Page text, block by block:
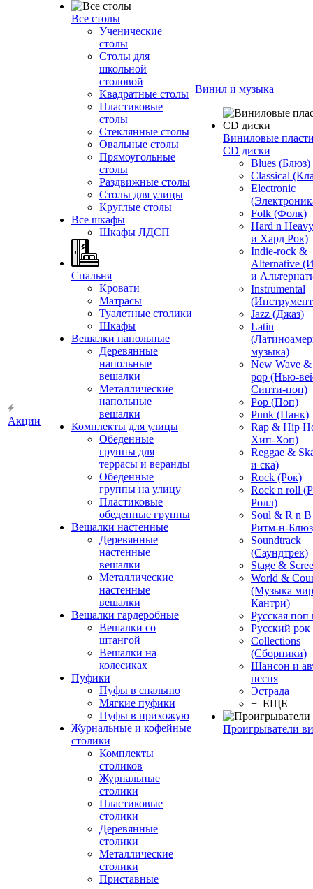
Акции
Все столы
Ученические
столы
Столы для
школьной
столовой
Квадратные столы
Пластиковые
столы
Стеклянные столы
Овальные столы
Прямоугольные
столы
Раздвижные столы
Столы для улицы
Круглые столы
Все шкафы
Шкафы ЛДСП
Спальня
Кровати
Матрасы
Туалетные столики
Шкафы
Вешалки напольные
Деревянные
напольные
вешалки
Металлические
напольные
вешалки
Комплекты для улицы
Обеденные
группы для
террасы и веранды
Обеденные
группы на улицу
Пластиковые
обеденные группы
Вешалки настенные
Деревянные
настенные
вешалки
Металлические
настенные
вешалки
Вешалки гардеробные
Вешалки со
штангой
Вешалки на
колесиках
Пуфики
Пуфы в спальню
Мягкие пуфики
Пуфы в прихожую
Журнальные и кофейные
столики
Комплекты
столиков
Журнальные
столики
Пластиковые
столики
Деревянные
столики
Металлические
столики
Приставные
Винил и музыка
Виниловые
CD диски
Blues (Блюз)
Classical
Electronic
Folk (Фолк)
Hard n
и Хард Рок)
Indie-rock &
Alternative
и
Instrumental
Jazz (Джаз)
Latin
музыка)
New Wave
pop (Нью-
Синти-поп)
Pop (Поп)
Punk (Панк)
Rap & Hip
Хип-Хоп)
Reggae &
и ска)
Rock (Рок)
Rock n roll
Ролл)
Soul & R n
Ритм-н-
Soundtrack
(Саундтрек)
Stage &
World &
(Музыка
Кантри)
Русская поп
Русский рок
Сollections
(Сборники)
Шансон и
песня
Эстрада
+ ЕЩЕ
Проигрыватели